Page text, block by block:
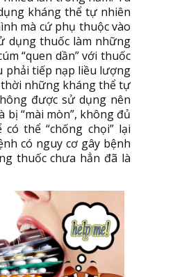
kháng thể tự nhiên
mà cứ phụ thuộc vào
dụng thuốc làm những
“quen dần” với thuốc
phải tiếp nạp liều lượng
những kháng thể tự
được sử dụng nên
bị “mài mòn”, không đủ
thể “chống chọi” lại
có nguy cơ gây bệnh
thuốc chưa hẳn đã là